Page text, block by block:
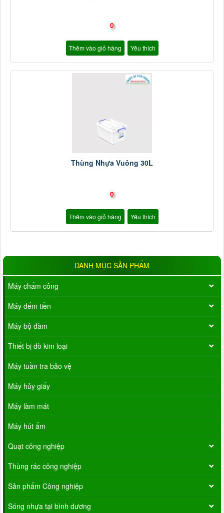
0
Thêm vào giỏ hàng Yêu thích
Thùng Nhựa Vuông 30L
0
Thêm vào giỏ hàng Yêu thích
DANH MỤC SẢN PHẨM
Máy chấm công
Máy đếm tiền
Máy bộ đàm
Thiết bị dò kim loại
Máy tuần tra bảo vệ
Máy hủy giấy
Máy làm mát
Máy hút ẩm
Quạt công nghiệp
Thùng rác công nghiệp
Sản phẩm Công nghiệp
Sóng nhựa tại bình dương